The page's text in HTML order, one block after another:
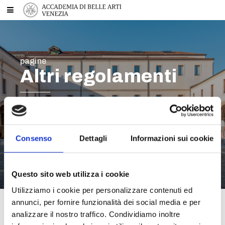
Consenso Dettagli Informazioni sui cookie
Questo sito web utilizza i cookie
Utilizziamo i cookie per personalizzare contenuti ed
annunci, per fornire funzionalità dei social media e per
analizzare il nostro traffico. Condividiamo inoltre
pagine
Altri regolamenti